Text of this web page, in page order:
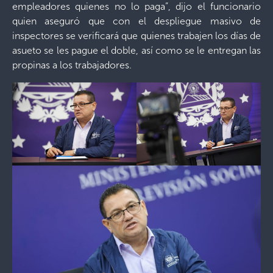
empleadores quienes no lo paga”, dijo el funcionario
quien aseguró que con el despliegue masivo de
inspectores se verificará que quienes trabajen los días de
asueto se les pague el doble, así como se le entregan las
propinas a los trabajadores.